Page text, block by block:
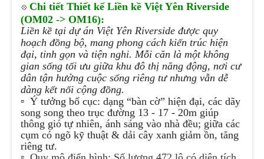
💠Chi tiết Thiết kế Liền kề Việt Yên Riverside
(OM02 -> OM16):
Liền kề tại dự án Việt Yên Riverside được quy
hoạch đồng bộ, mang phong cách kiến trúc hiện
đại, tinh gọn và tiện nghi. Mỗi căn là một không
gian sống tối ưu giữa khu đô thị năng động, nơi cư
dân tận hưởng cuộc sống riêng tư nhưng vẫn dễ
dàng kết nối cộng đồng.
▫️ Ý tưởng bố cục: dạng “bàn cờ” hiện đại, các dãy
song song theo trục đường 13 - 17 - 20m giúp
thông gió tự nhiên, ánh sáng vào nhà đều; giữa các
cụm có ngõ kỹ thuật & dải cây xanh giảm ồn, tăng
riêng tư.